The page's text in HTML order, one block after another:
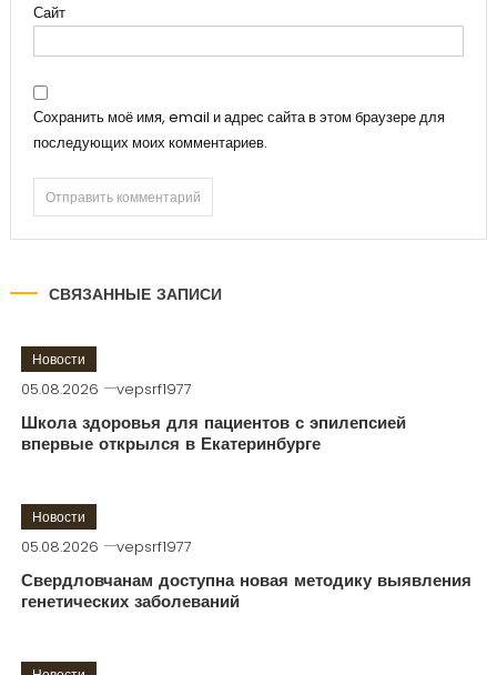
Сайт
Сохранить моё имя, email и адрес сайта в этом браузере для
последующих моих комментариев.
СВЯЗАННЫЕ ЗАПИСИ
Новости
05.08.2026 vepsrf1977
Школа здоровья для пациентов с эпилепсией
впервые открылся в Екатеринбурге
Новости
05.08.2026 vepsrf1977
Свердловчанам доступна новая методику выявления
генетических заболеваний